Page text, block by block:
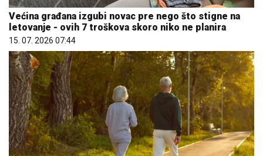
Većina građana izgubi novac pre nego što stigne na
letovanje - ovih 7 troškova skoro niko ne planira
15. 07. 2026 07:44